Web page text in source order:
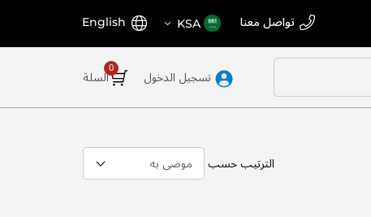
تواصل معنا اختر
المتجر
KSA اللغة English
السلة تسجيل الدخول
الترتيب حسب